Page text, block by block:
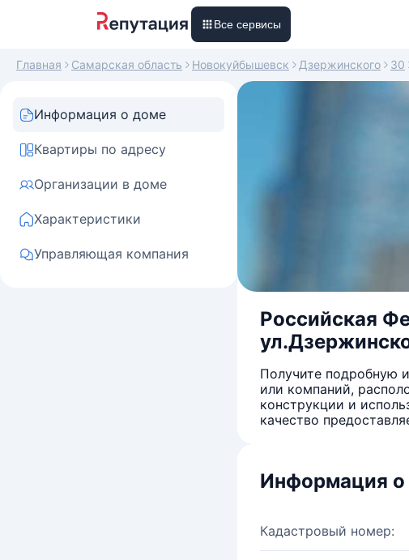
Все сервисы
Главная Самарская область Новокуйбышевск Дзержинского 30
Информация о доме
Квартиры по адресу
Организации в доме
Характеристики
Управляющая компания
Российская
Получите подробную
или компаний,
конструкции и
качество
Информация
Кадастровый номер: